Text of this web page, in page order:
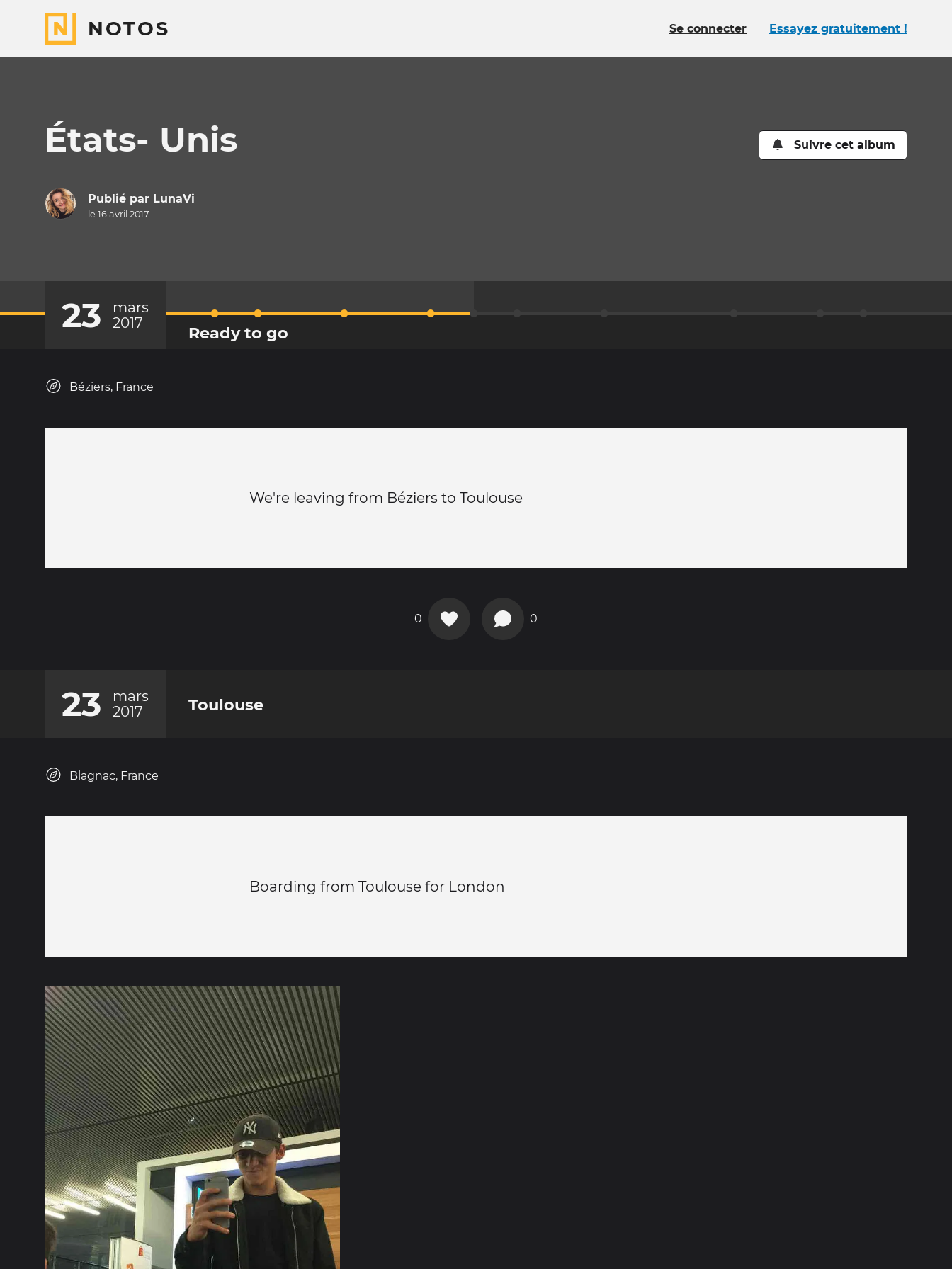
NOTOS Se connecter Essayez gratuitement !
États- Unis Suivre cet album
Publié par LunaVi
le 16 avril 2017
23
mars
2017
Ready to go
Béziers, France
We're leaving from Béziers to Toulouse
0 0
23
mars
2017
Toulouse
Blagnac, France
Boarding from Toulouse for London